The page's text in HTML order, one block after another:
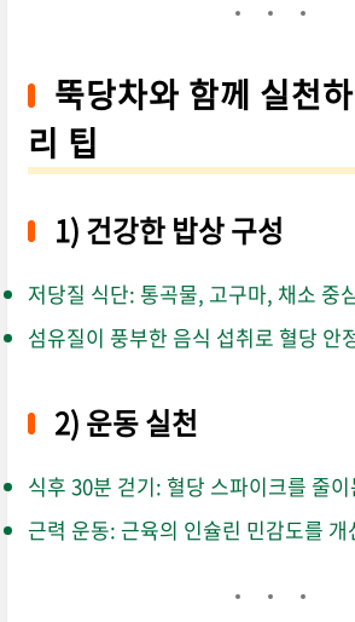
뚝당차와 함께 실천
리 팁
1) 건강한 밥상 구성
저당질 식단: 통곡물, 고구마, 채소 중
섬유질이 풍부한 음식 섭취로 혈당 안
2) 운동 실천
식후 30분 걷기: 혈당 스파이크를 줄
근력 운동: 근육의 인슐린 민감도를 개